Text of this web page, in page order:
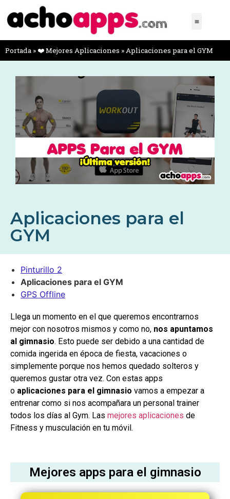
Portada » ❤️ Mejores Aplicaciones »Aplicaciones para el GYM
Aplicaciones para el
GYM
Pinturillo 2
Aplicaciones para el GYM
GPS Offline
Llega un momento en el que queremos encontrarnos
mejor con nosotros mismos y como no, nos apuntamos
al gimnasio. Esto puede ser debido a una cantidad de
comida ingerida en época de fiesta, vacaciones o
simplemente porque nos hemos quedado solteros y
queremos gustar otra vez. Con estas apps
o aplicaciones para el gimnasio vamos a empezar a
entrenar como si nos acompañara un personal trainer
todos los días al Gym. Las mejores aplicaciones de
Fitness y musculación en tu móvil.
Mejores apps para el gimnasio